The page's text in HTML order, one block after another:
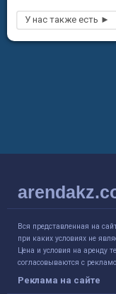
Вся представленная на
при каких условиях не
Цена и условия на аренду
согласовываются с
Реклама на сайте